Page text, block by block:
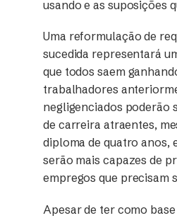
usando e as suposições
Uma reformulação de
sucedida representará
que todos saem
trabalhadores
negligenciados poderão
de carreira atraentes,
diploma de quatro anos,
serão mais capazes de
empregos que precisam
Apesar de ter como base